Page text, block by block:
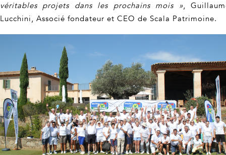
véritables projets dans les prochains mois »,
Lucchini, Associé fondateur et CEO de Scala Patrimoine.